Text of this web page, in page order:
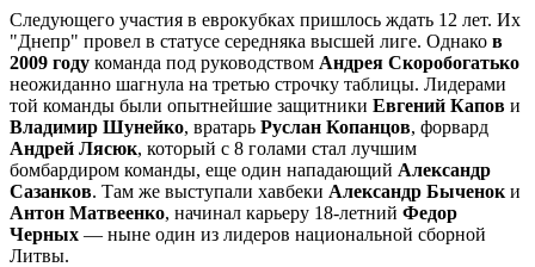
Следующего участия в еврокубках пришлось ждать 12 лет. Их
"Днепр" провел в статусе середняка высшей лиге. Однако в
2009 году команда под руководством Андрея Скоробогатько
неожиданно шагнула на третью строчку таблицы. Лидерами
той команды были опытнейшие защитники Евгений Капов и
Владимир Шунейко, вратарь Руслан Копанцов, форвард
Андрей Лясюк, который с 8 голами стал лучшим
бомбардиром команды, еще один нападающий Александр
Сазанков. Там же выступали хавбеки Александр Быченок и
Антон Матвеенко, начинал карьеру 18-летний Федор
Черных — ныне один из лидеров национальной сборной
Литвы.